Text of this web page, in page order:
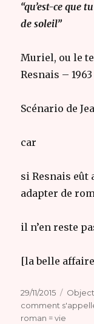
“qu’est-ce que
de soleil”
Muriel, ou le
Resnais – 1963
Scénario de
car
si Resnais eût
adapter de
il n’en reste
[la belle
Publié
le
29/11/2015
comment
roman = vie